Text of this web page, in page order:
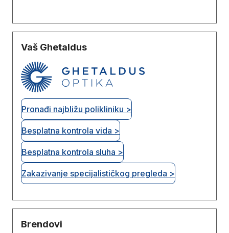
Vaš Ghetaldus
Pronađi najbližu polikliniku >
Besplatna kontrola vida >
Besplatna kontrola sluha >
Zakazivanje specijalističkog pregleda >
Brendovi